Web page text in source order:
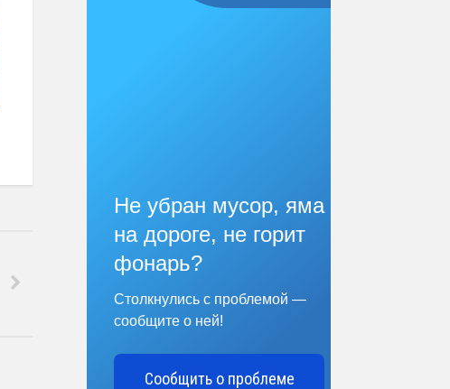
Не убран мусор, яма
на дороге, не горит
фонарь?
Столкнулись с проблемой —
сообщите о ней!
Сообщить о проблеме